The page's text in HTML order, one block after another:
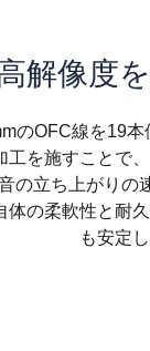
解像度
のOFC線を19
工を施すことで
の立ち上がりの
体の柔軟性と耐
も安定